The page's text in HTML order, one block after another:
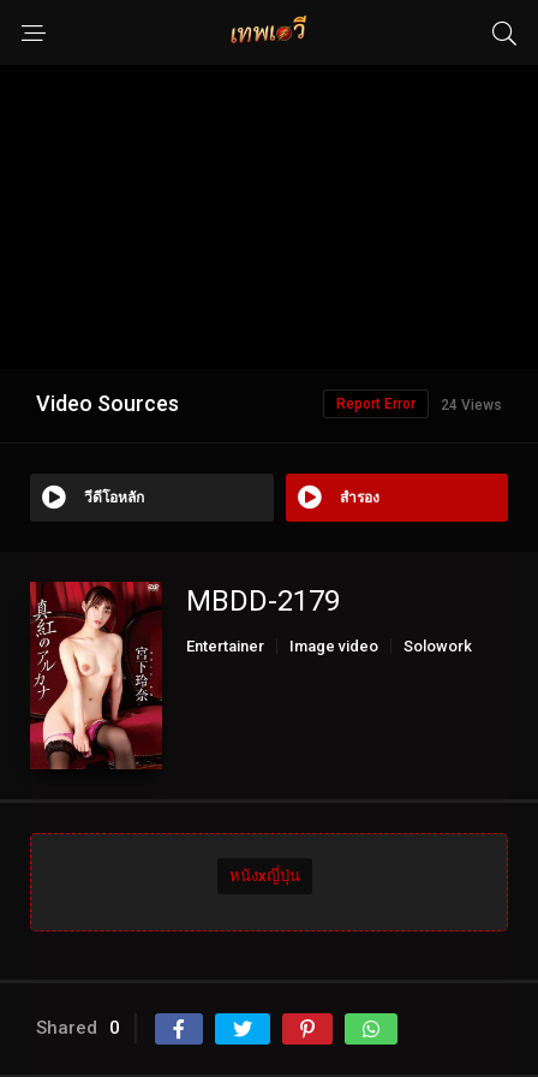
Video Sources 24 Views
Report Error
วีดีโอหลัก สำรอง
MBDD-2179
Entertainer Image video Solowork
หนังxญี่ปุ่น
Shared 0